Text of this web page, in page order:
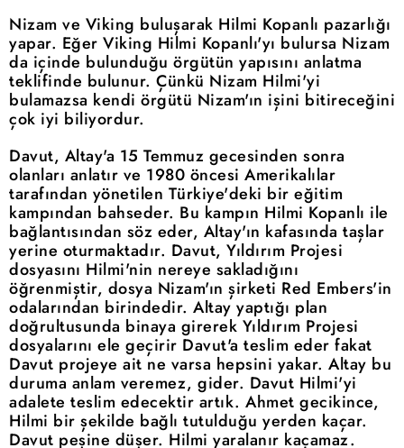
Nizam ve Viking buluşarak Hilmi Kopanlı pazarlığı
yapar. Eğer Viking Hilmi Kopanlı'yı bulursa Nizam
da içinde bulunduğu örgütün yapısını anlatma
teklifinde bulunur. Çünkü Nizam Hilmi'yi
bulamazsa kendi örgütü Nizam'ın işini bitireceğini
çok iyi biliyordur.
Davut, Altay'a 15 Temmuz gecesinden sonra
olanları anlatır ve 1980 öncesi Amerikalılar
tarafından yönetilen Türkiye'deki bir eğitim
kampından bahseder. Bu kampın Hilmi Kopanlı ile
bağlantısından söz eder, Altay'ın kafasında taşlar
yerine oturmaktadır. Davut, Yıldırım Projesi
dosyasını Hilmi'nin nereye sakladığını
öğrenmiştir, dosya Nizam'ın şirketi Red Embers'in
odalarından birindedir. Altay yaptığı plan
doğrultusunda binaya girerek Yıldırım Projesi
dosyalarını ele geçirir Davut'a teslim eder fakat
Davut projeye ait ne varsa hepsini yakar. Altay bu
duruma anlam veremez, gider. Davut Hilmi'yi
adalete teslim edecektir artık. Ahmet gecikince,
Hilmi bir şekilde bağlı tutulduğu yerden kaçar.
Davut peşine düşer. Hilmi yaralanır kaçamaz.